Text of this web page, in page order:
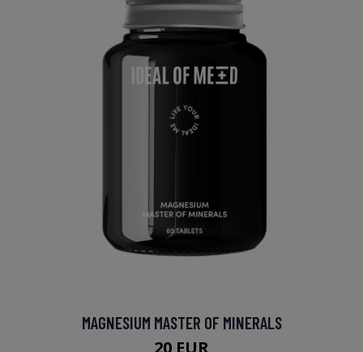
MAGNESIUM MASTER OF MINERALS
20 EUR